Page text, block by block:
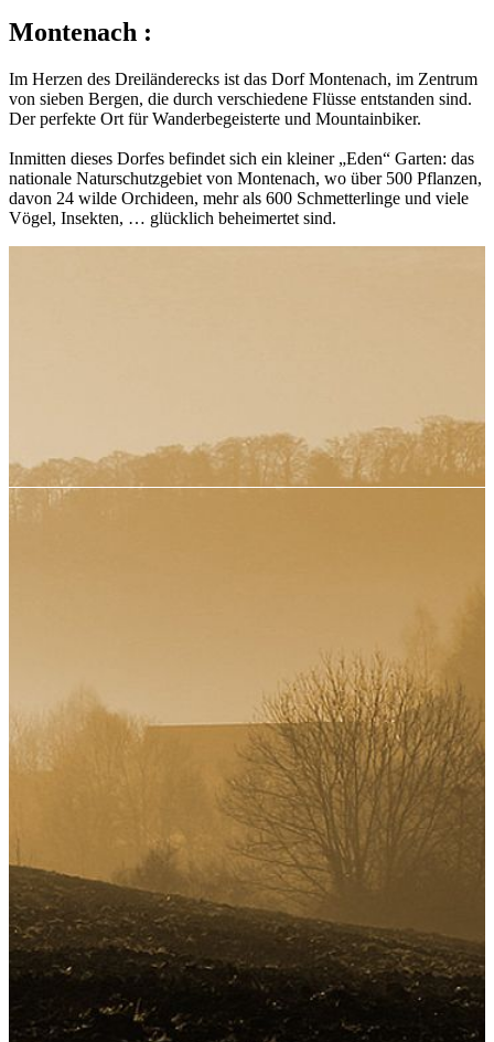
Montenach :
Im Herzen des Dreiländerecks ist das Dorf Montenach, im Zentrum
von sieben Bergen, die durch verschiedene Flüsse entstanden sind.
Der perfekte Ort für Wanderbegeisterte und Mountainbiker.
Inmitten dieses Dorfes befindet sich ein kleiner „Eden“ Garten: das
nationale Naturschutzgebiet von Montenach, wo über 500 Pflanzen,
davon 24 wilde Orchideen, mehr als 600 Schmetterlinge und viele
Vögel, Insekten, … glücklich beheimertet sind.